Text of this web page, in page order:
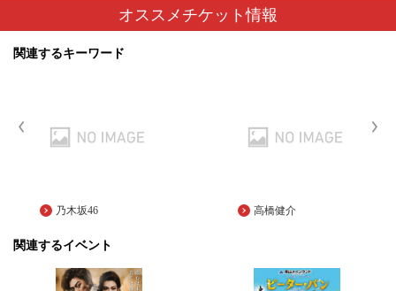
オススメチケット情報
関連するキーワード
乃木坂46 高橋健介
関連するイベント